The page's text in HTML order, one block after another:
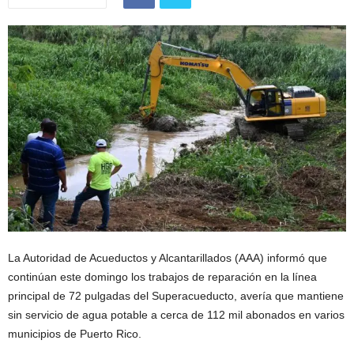
La Autoridad de Acueductos y Alcantarillados (AAA) informó que
continúan este domingo los trabajos de reparación en la línea
principal de 72 pulgadas del Superacueducto, avería que mantiene
sin servicio de agua potable a cerca de 112 mil abonados en varios
municipios de Puerto Rico.